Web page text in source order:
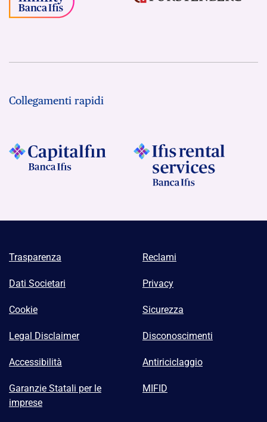
Collegamenti rapidi
Trasparenza Reclami
Dati Societari Privacy
Cookie Sicurezza
Legal Disclaimer Disconoscimenti
Accessibilità Antiriciclaggio
Garanzie Statali per le
imprese
MIFID